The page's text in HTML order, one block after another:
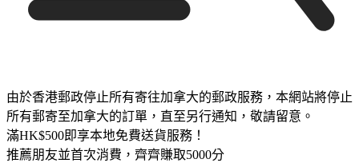
由於香港郵政停止所有寄往加拿大的郵政服務，本網站將停止
所有郵寄至加拿大的訂單，直至另行通知，敬請留意。
滿HK$500即享本地免費送貨服務！
推薦朋友並首次消費，齊齊賺取5000分